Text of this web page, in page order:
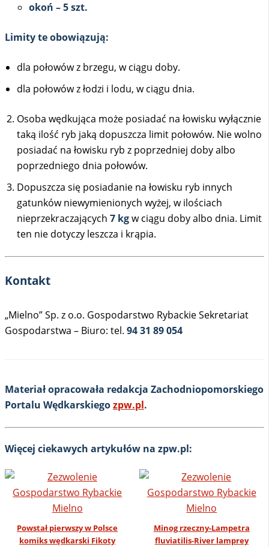
okoń – 5 szt.
Limity te obowiązują:
dla połowów z brzegu, w ciągu doby.
dla połowów z łodzi i lodu, w ciągu dnia.
Osoba wędkująca może posiadać na łowisku wyłącznie
taką ilość ryb jaką dopuszcza limit połowów. Nie wolno
posiadać na łowisku ryb z poprzedniej doby albo
poprzedniego dnia połowów.
Dopuszcza się posiadanie na łowisku ryb innych
gatunków niewymienionych wyżej, w ilościach
nieprzekraczających 7 kgw ciągu doby albo dnia. Limit
ten nie dotyczy leszcza i krąpia.
Kontakt
„Mielno” Sp. z o.o. Gospodarstwo RybackieSekretariat
Gospodarstwa – Biuro: tel. 94 31 89 054
Materiał opracowała redakcja Zachodniopomorskiego
Portalu Wędkarskiegozpw.pl.
Więcej ciekawych artykułów na zpw.pl:
Powstał pierwszy w Polsce
komiks wędkarski Fikoty
Minog rzeczny-Lampetra
fluviatilis-River lamprey